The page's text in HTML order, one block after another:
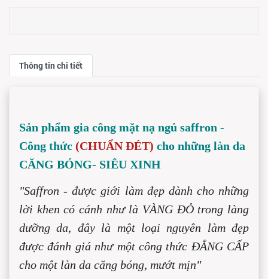
Thông tin chi tiết
Sản phẩm gia công mặt nạ ngủ saffron -
Công thức (CHUẨN ĐÉT) cho những làn da
CĂNG BÓNG- SIÊU XINH
"Saffron - được giới làm đẹp dành cho những
lời khen có cánh như là VÀNG ĐỎ trong làng
dưỡng da, đây là một loại nguyên làm đẹp
được đánh giá như một công thức ĐẲNG CẤP
cho một làn da căng bóng, mướt mịn"